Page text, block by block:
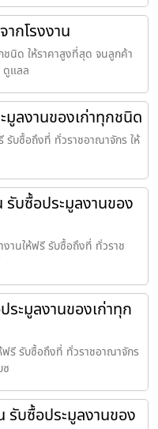
กโรงงาน
ชนิด ให้ราคาสูงที่สุด จนลูกค้า
ดูแลล
มูลงานของเก่าทุกชนิด
รับซื้อถึงที่ ทั่วราชอาณาจักร ให้
รับซื้อประมูลงานของ
งานให้ฟรี รับซื้อถึงที่ ทั่วราช
ะมูลงานของเก่าทุก
รี รับซื้อถึงที่ ทั่วราชอาณาจักร
รับซื้อประมูลงานของ